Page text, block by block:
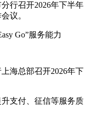
行召开2026年下半年
议。
Go”服务能力
海总部召开2026年下
支付、征信等服务质